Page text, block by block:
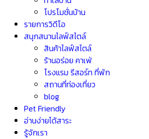
โปรโมชั่นบ้าน
รายการวิดีโอ
สนุกสนานไลฟ์สไตล์
สินค้าไลฟ์สไตล์
ร้านอร่อย คาเฟ่
โรงแรม รีสอร์ท ที่พัก
สถานที่ท่องเที่ยว
blog
Pet Friendly
อ่านง่ายได้สาระ
รู้จักเรา